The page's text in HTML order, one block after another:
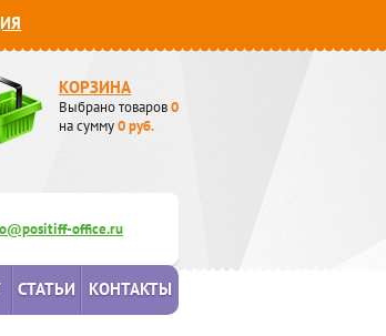
КОРЗИНА
Выбрано товаров0
на сумму0руб.
office.ru
СТАТЬИ КОНТАКТЫ